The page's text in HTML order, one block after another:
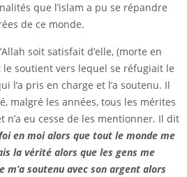
que l’islam a pu se répandre
de ce monde.
soit satisfait d’elle, (morte en
le soutient vers lequel se réfugiait le
l’a pris en charge et l’a soutenu. Il
malgré les années, tous les mérites
n’a eu cesse de les mentionner. Il dit
en moi alors que tout le monde me
la vérité alors que les gens me
soutenu avec son argent alors